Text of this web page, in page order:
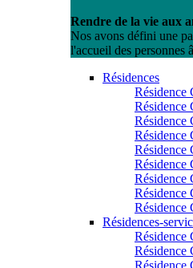
Rendre de la vie aux
Nos avons défini une
l'accueil des personnes
Résidences
Résidence
Résidence
Résidence
Résidence
Résidence
Résidence
Résidence
Résidence
Résidence
Résidences-
Résidence
Résidence
Résidence